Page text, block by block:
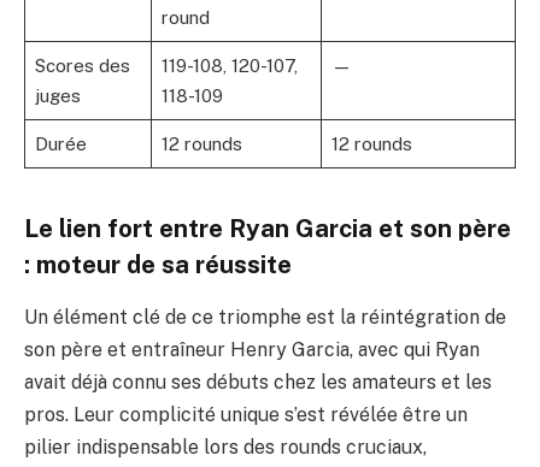
round
Scores des
juges
119-108, 120-107,
118-109
—
Durée 12 rounds 12 rounds
Le lien fort entre Ryan Garcia et son père
: moteur de sa réussite
Un élément clé de ce triomphe est la réintégration de
son père et entraîneur Henry Garcia, avec qui Ryan
avait déjà connu ses débuts chez les amateurs et les
pros. Leur complicité unique s’est révélée être un
pilier indispensable lors des rounds cruciaux,